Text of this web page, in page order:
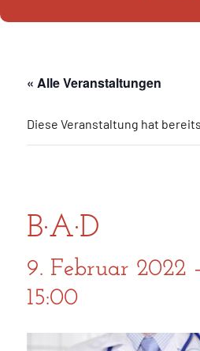
« Alle Veranstaltungen
Diese Veranstaltung hat
B·A·D
9. Februar 2022
15:00